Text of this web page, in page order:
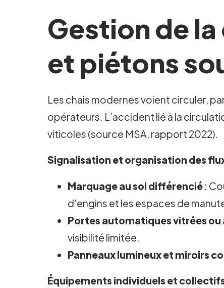
Gestion de
et piétons
Les chais modernes voient circuler,
opérateurs. L’accident lié à la
viticoles (source MSA, rapport 2022).
Signalisation et organisation des
Marquage au sol différencié :
d’engins et les espaces de
Portes automatiques vitrées
visibilité limitée.
Panneaux lumineux et miroirs
Équipements individuels et